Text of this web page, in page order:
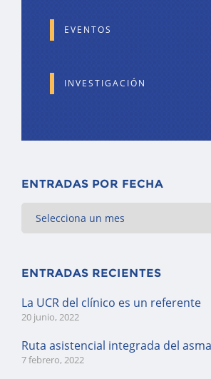
EVENTOS
INVESTIGACIÓN
ENTRADAS POR FECHA
ENTRADAS RECIENTES
La UCR del clínico es un referente
20 junio, 2022
Ruta asistencial integrada del asma
7 febrero, 2022